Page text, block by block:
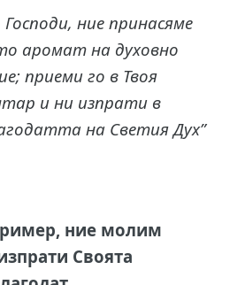
Господи, ние принасяме
аромат на духовно
приеми го в Твоя
и ни изпрати в
на Светия Дух”
ние молим
Своята